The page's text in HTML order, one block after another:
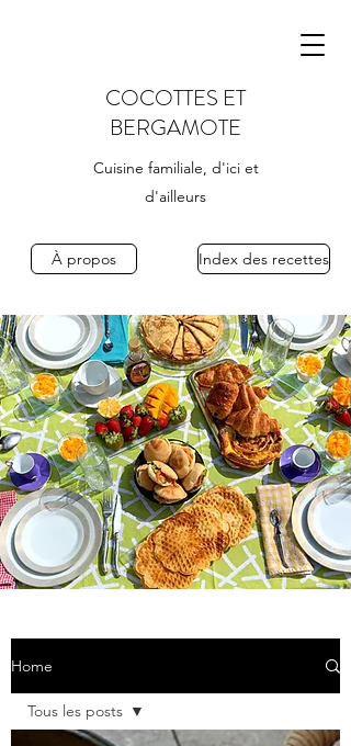
COCOTTES ET
BERGAMOTE
Cuisine familiale, d'ici et
d'ailleurs
À propos Index des recettes
Home
Tous les posts